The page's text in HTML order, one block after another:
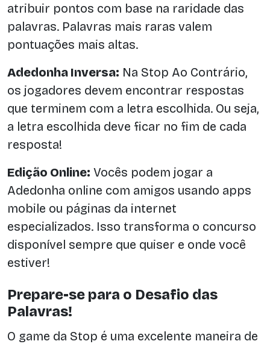
atribuir pontos com base na raridade das
palavras. Palavras mais raras valem
pontuações mais altas.
Adedonha Inversa: Na Stop Ao Contrário,
os jogadores devem encontrar respostas
que terminem com a letra escolhida. Ou seja,
a letra escolhida deve ficar no fim de cada
resposta!
Edição Online: Vocês podem jogar a
Adedonha online com amigos usando apps
mobile ou páginas da internet
especializados. Isso transforma o concurso
disponível sempre que quiser e onde você
estiver!
Prepare-se para o Desafio das
Palavras!
O game da Stop é uma excelente maneira de